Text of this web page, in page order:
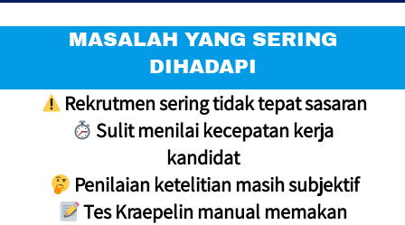
DIHADAPI
Rekrutmen sering tidak tepat sasaran
Sulit menilai kecepatan kerja
kandidat
Penilaian ketelitian masih subjektif
Tes Kraepelin manual memakan